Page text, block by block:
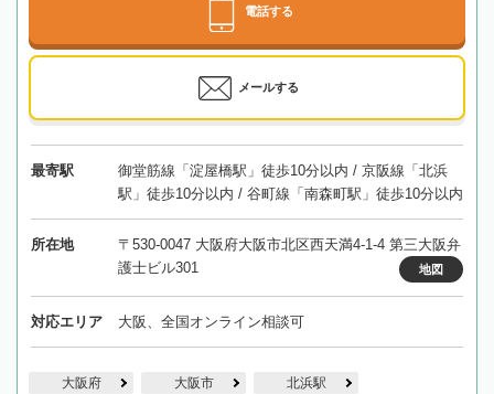
電話する
メールする
最寄駅
御堂筋線「淀屋橋駅」徒歩10分以内 / 京阪線「北浜
駅」徒歩10分以内 / 谷町線「南森町駅」徒歩10分以内
所在地
〒530-0047 大阪府大阪市北区西天満4-1-4 第三大阪弁
護士ビル301
地図
対応エリア 大阪、全国オンライン相談可
大阪府 大阪市 北浜駅